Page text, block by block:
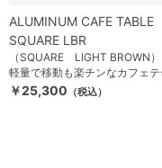
ALUMINUM CAFE TABLE
SQUARE LBR
（SQUARE LIGHT BROWN）
軽量で移動も楽チンなカフェ
￥25,300 （税込）